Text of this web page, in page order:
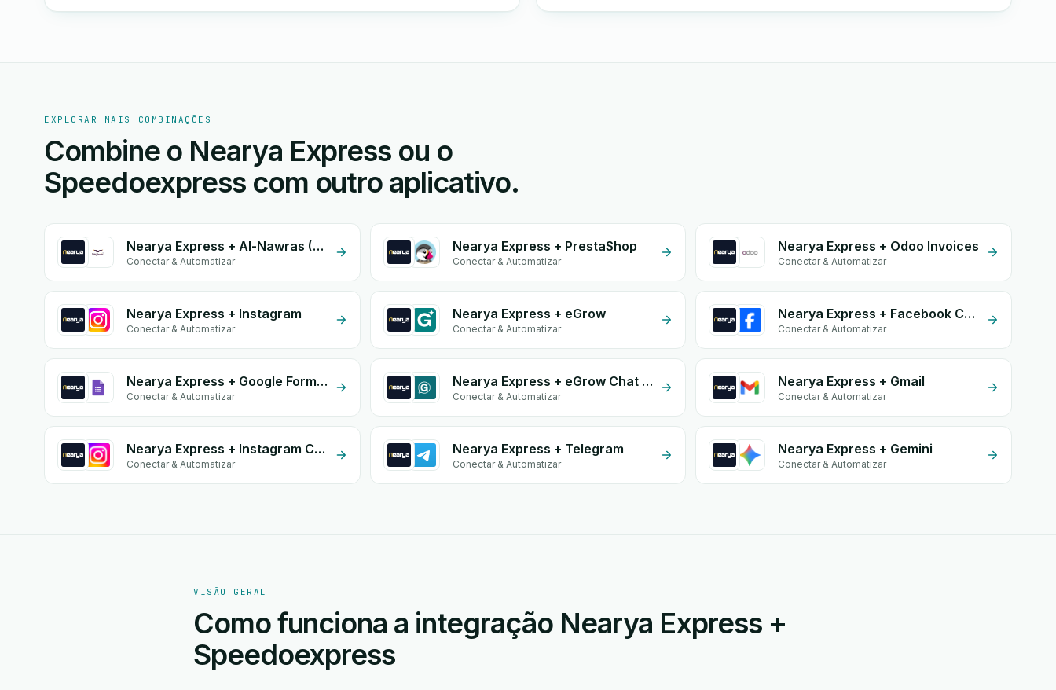
EXPLORAR MAIS COMBINAÇÕES
Combine o Nearya Express ou o
Speedoexpress com outro aplicativo.
Nearya Express + Al-Nawras (Nawris)
Conectar & Automatizar
Nearya Express + PrestaShop
Conectar & Automatizar
Nearya Express + Odoo Invoices
Conectar & Automatizar
Nearya Express + Instagram
Conectar & Automatizar
Nearya Express + eGrow
Conectar & Automatizar
Nearya Express + Facebook Comments
Conectar & Automatizar
Nearya Express + Google Form Integration
Conectar & Automatizar
Nearya Express + eGrow Chat Widget
Conectar & Automatizar
Nearya Express + Gmail
Conectar & Automatizar
Nearya Express + Instagram Comment
Conectar & Automatizar
Nearya Express + Telegram
Conectar & Automatizar
Nearya Express + Gemini
Conectar & Automatizar
VISÃO GERAL
Como funciona a integração Nearya Express +
Speedoexpress